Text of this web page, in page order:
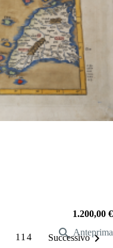
DESCRIZIONE
Prezzo
1.200,00 €
 Anteprima
114 Successivo